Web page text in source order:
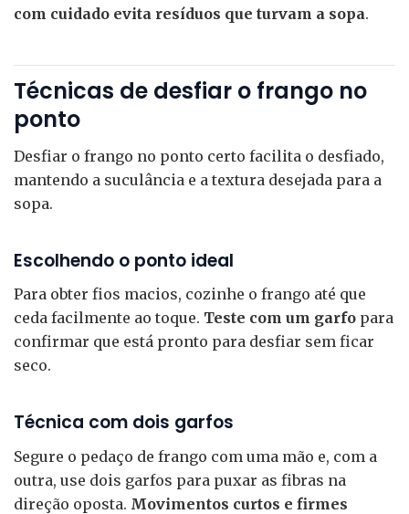
com cuidado evita resíduos que turvam a sopa.
Técnicas de desfiar o frango no
ponto
Desfiar o frango no ponto certo facilita o desfiado,
mantendo a suculância e a textura desejada para a
sopa.
Escolhendo o ponto ideal
Para obter fios macios, cozinhe o frango até que
ceda facilmente ao toque. Teste com um garfo para
confirmar que está pronto para desfiar sem ficar
seco.
Técnica com dois garfos
Segure o pedaço de frango com uma mão e, com a
outra, use dois garfos para puxar as fibras na
direção oposta. Movimentos curtos e firmes